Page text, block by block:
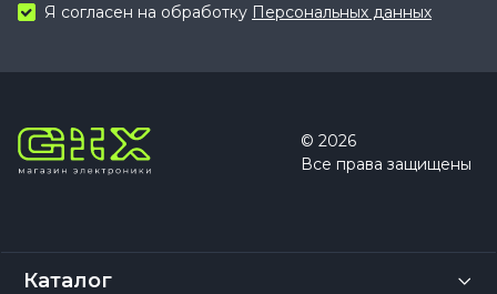
Я согласен на обработку Персональных данных
© 2026
Все права защищены
Каталог